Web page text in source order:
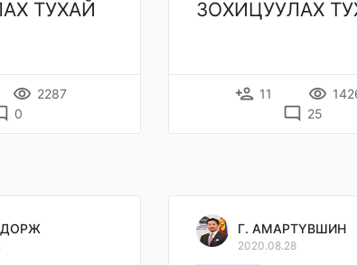
ТУХАЙ
remove_red_eye 2287
0
ЗОХИЦУУЛАХ
person_add 11 remove_red_eye
mode_comment 25
Г. АМАРТҮВШИН
2020.08.28